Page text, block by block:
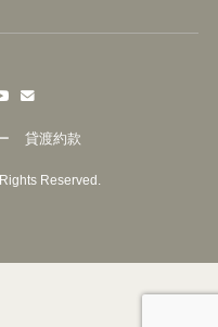
貸渡約款
Reserved.